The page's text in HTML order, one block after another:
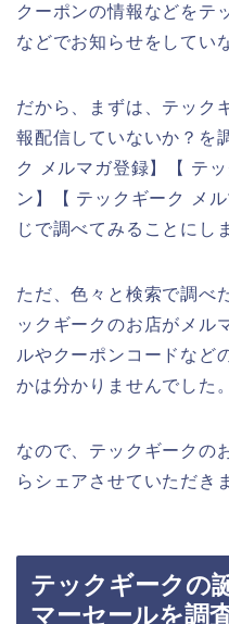
クーポンの情報などをテ
などでお知らせをしてい
だから、まずは、テック
報配信していないか？を
ク メルマガ登録】【 テ
ン】【 テックギーク メ
じで調べてみることにし
ただ、色々と検索で調べ
ックギークのお店がメル
ルやクーポンコードなど
かは分かりませんでした。
なので、テックギークの
らシェアさせていただき
テックギークの
マーセールを調